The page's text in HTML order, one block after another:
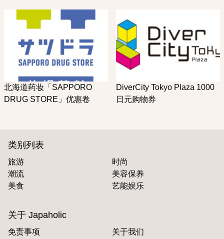
北海道药妆「SAPPORO
DRUG STORE」优惠卷
DiverCity Tokyo Plaza 1000
日元购物券
类别列表
旅游
时尚
潮流
美容保养
美食
艺能娱乐
关于 Japaholic
免责事项 关于我们